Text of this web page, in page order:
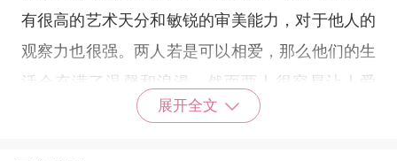
有很高的艺术天分和敏锐的审美能力，对于他人的
观察力也很强。两人若是可以相爱，那么他们的生
活会充满了温馨和浪漫。然而两人很容易让人爱
上，也很容易爱上别人。彼此给互相的安全感可能
展开全文